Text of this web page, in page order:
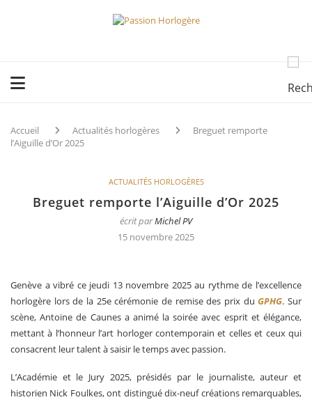
Accueil Actualités horlogères
Breguet remporte
l’Aiguille d’Or 2025
ACTUALITÉS HORLOGÈRES
Breguet remporte l’Aiguille d’Or 2025
écrit parMichel PV
15 novembre 2025
Genève a vibré ce jeudi 13 novembre 2025 au rythme de l’excellence
horlogère lors de la 25e cérémonie de remise des prix duGPHG. Sur
scène, Antoine de Caunes a animé la soirée avec esprit et élégance,
mettant à l’honneur l’art horloger contemporain et celles et ceux qui
consacrent leur talent à saisir le temps avec passion.
L’Académie et le Jury 2025, présidés par le journaliste, auteur et
historien Nick Foulkes, ont distingué dix-neuf créations remarquables,